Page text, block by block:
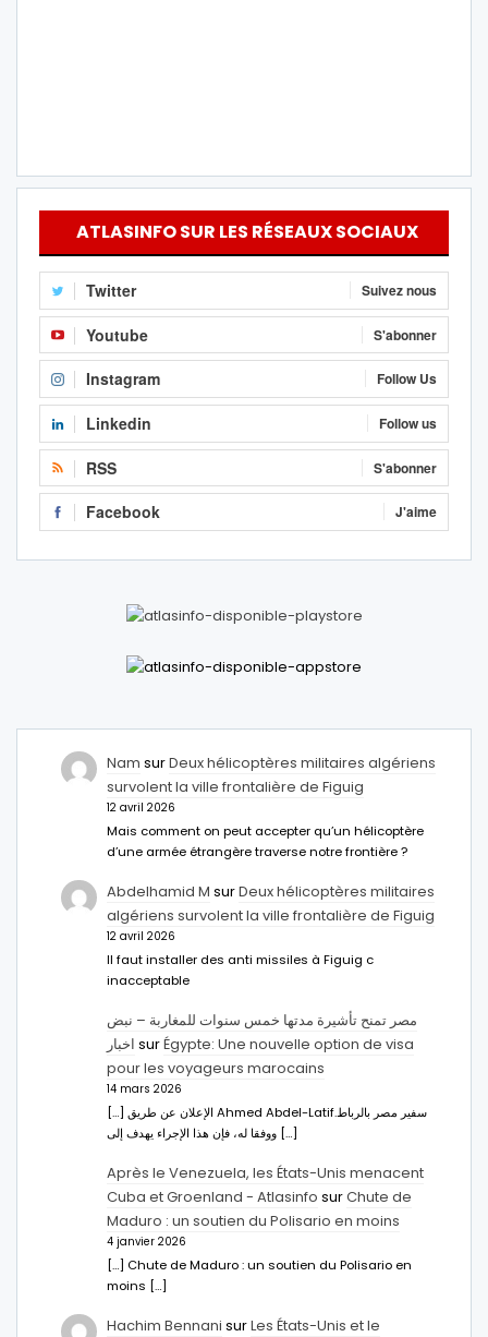
ATLASINFO SUR LES RÉSEAUX SOCIAUX
Twitter Suivez nous
Youtube S'abonner
Instagram Follow Us
Linkedin Follow us
RSS S'abonner
Facebook J'aime
Nam surDeux hélicoptères militaires algériens
survolent la ville frontalière de Figuig
12 avril 2026
Mais comment on peut accepter qu’un hélicoptère
d’une armée étrangère traverse notre frontière ?
Abdelhamid M surDeux hélicoptères militaires
algériens survolent la ville frontalière de Figuig
12 avril 2026
Il faut installer des anti missiles à Figuig c
inacceptable
مصر تمنح تأشيرة مدتها خمس سنوات للمغاربة – نبض
اخبار surÉgypte: Une nouvelle option de visa
pour les voyageurs marocains
14 mars 2026
[…] الإعلان عن طريق Ahmed Abdel-Latifسفير مصر بالرباط.
ووفقا له، فإن هذا الإجراء يهدف إلى […]
Après le Venezuela, les États-Unis menacent
Cuba et Groenland - Atlasinfo surChute de
Maduro : un soutien du Polisario en moins
4 janvier 2026
[…] Chute de Maduro : un soutien du Polisario en
moins […]
Hachim Bennani surLes États-Unis et le